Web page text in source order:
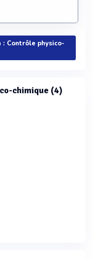
Contrôle physico-
chimique (4)